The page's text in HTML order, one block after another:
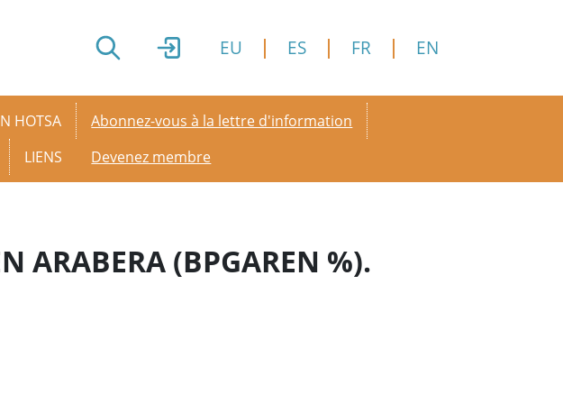
EU ES FR EN
HOTSA
LIENS
Secondary menu
Abonnez-vous à la lettre d'information
Devenez membre
ARABERA (BPGAREN %).